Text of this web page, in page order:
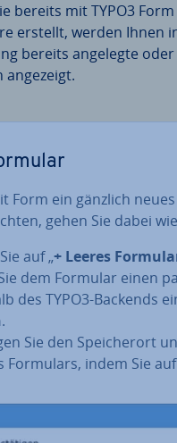
bereits mit TYPO3
erstellt, werden Ihnen
bereits angelegte
angezeigt.
Form ein gänzlich
gehen Sie dabei
auf „+ Leeres
dem Formular einen
des TYPO3-Backends
.
Sie den Spei­cher­ort
Formulars, indem Sie auf